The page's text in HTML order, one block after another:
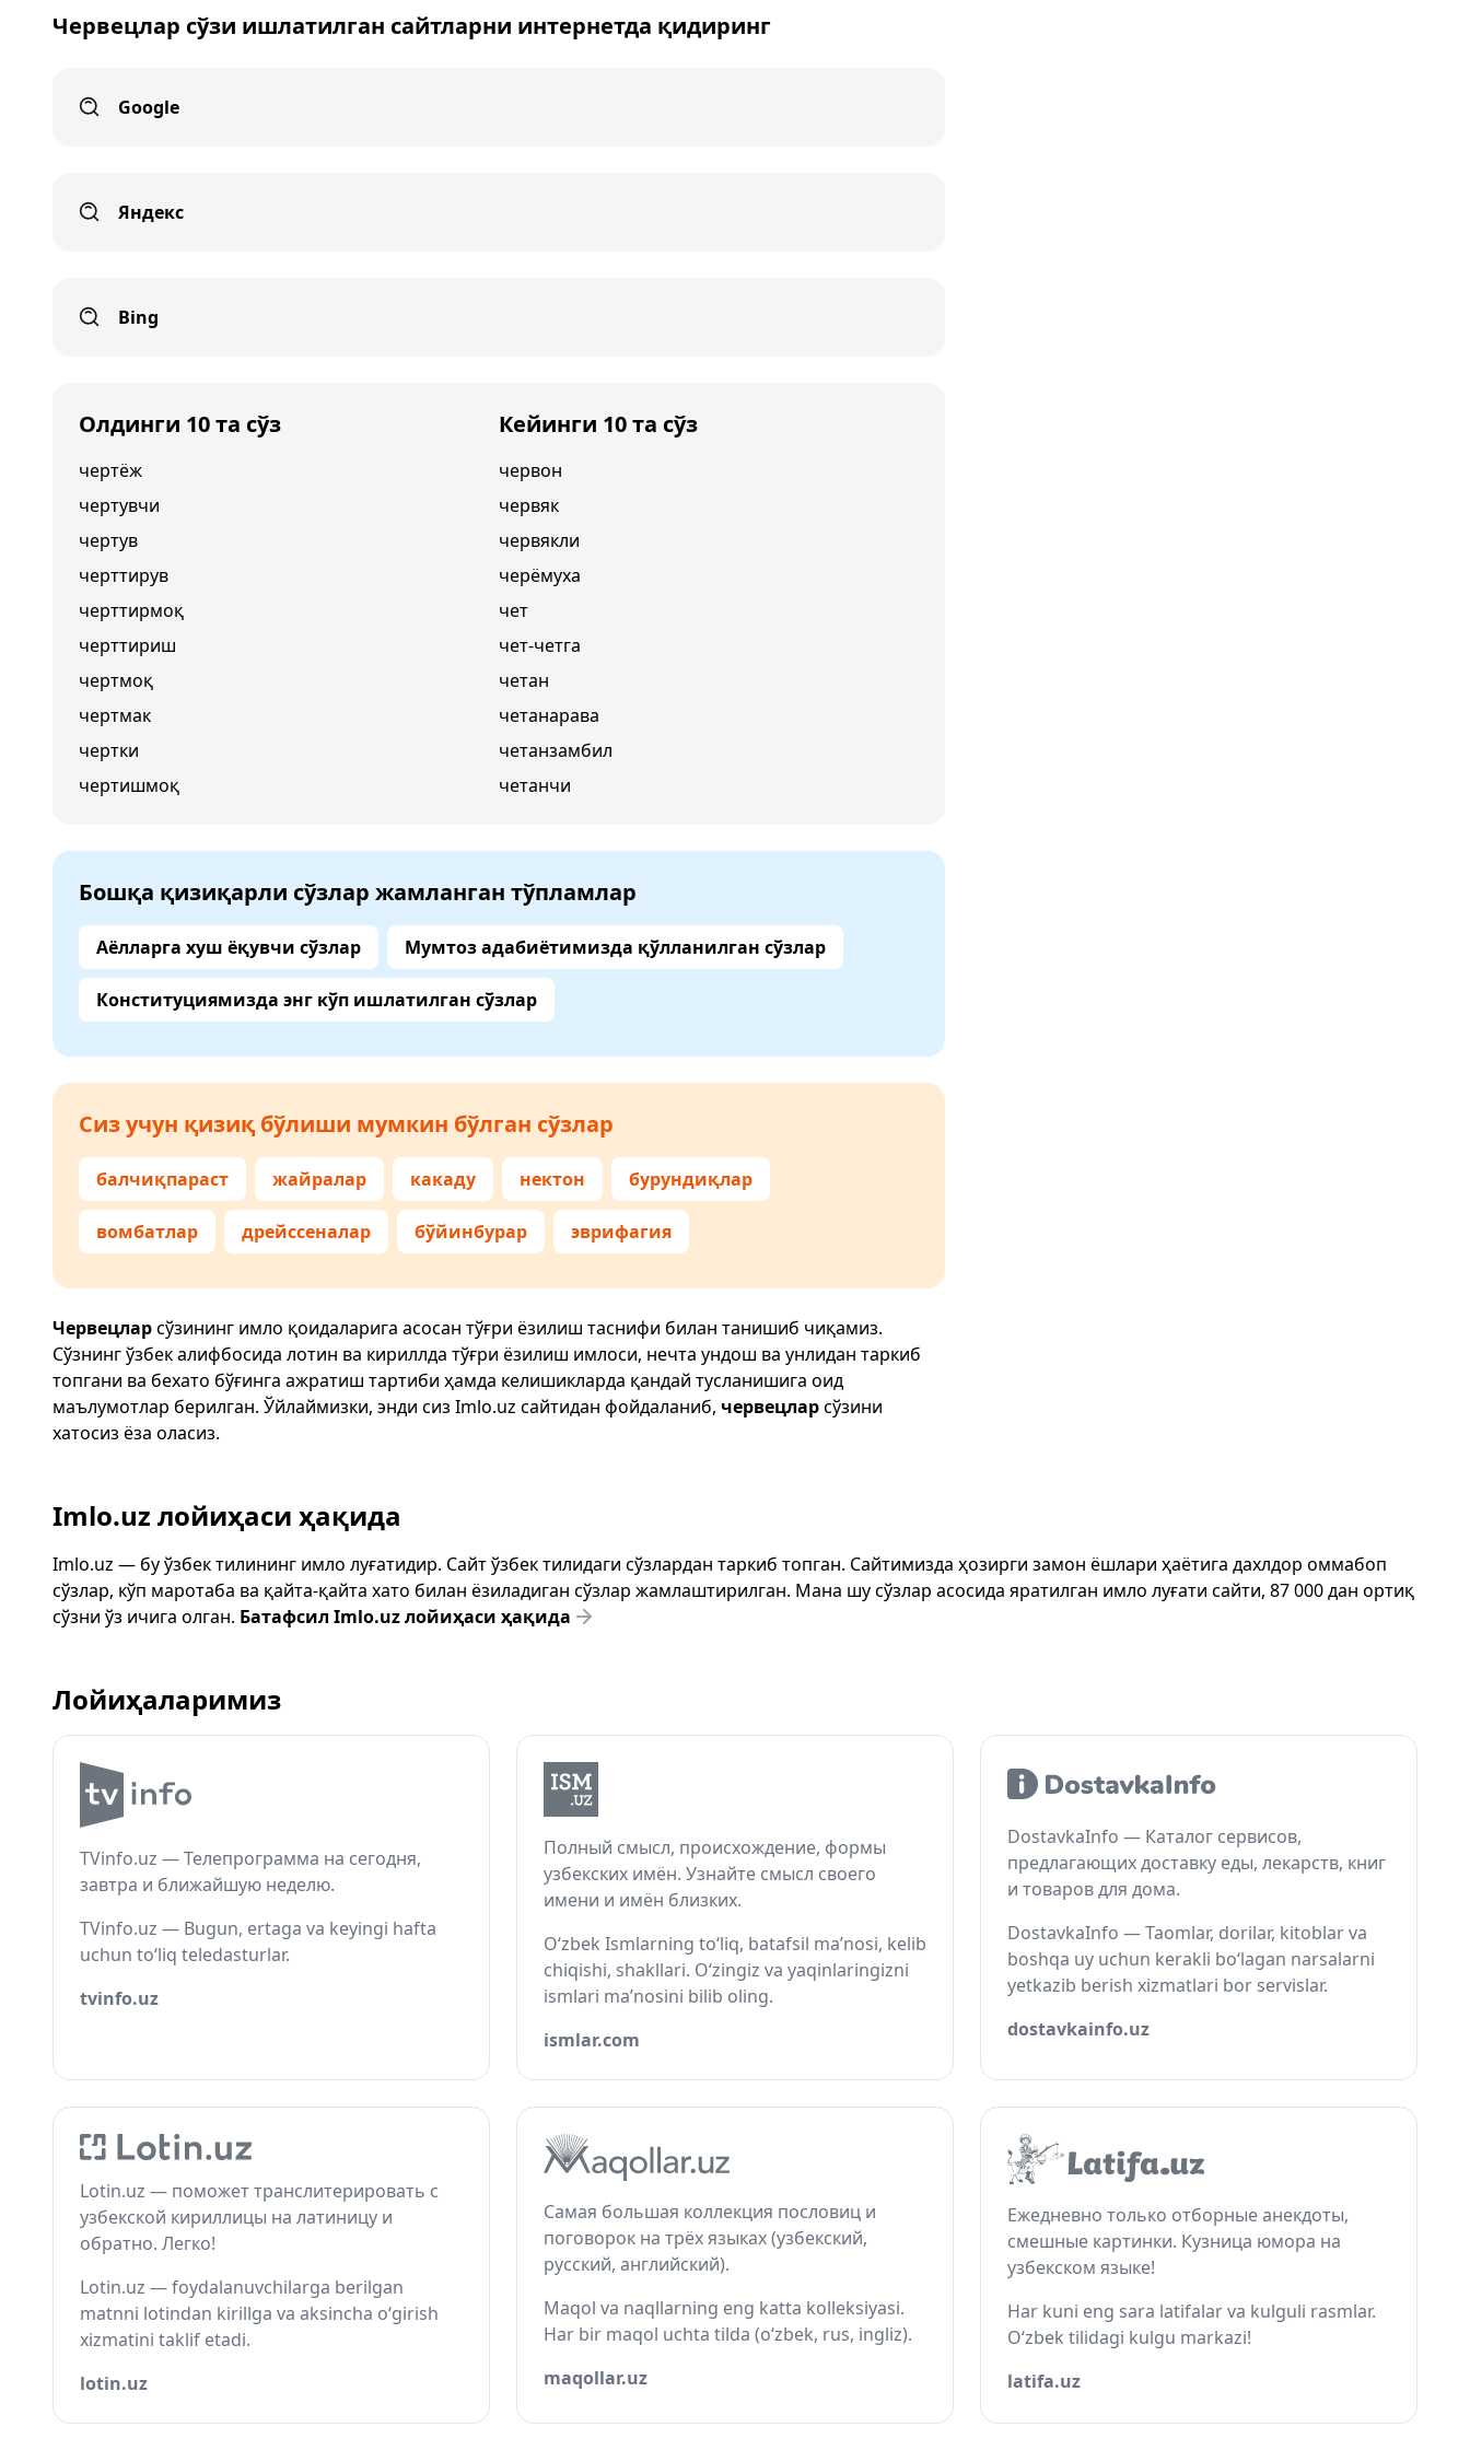
Червецлар сўзи ишлатилган сайтларни интернетда қидиринг
Google
Яндекс
Bing
Олдинги 10 та сўз
чертёж
чертувчи
чертув
черттирув
черттирмоқ
черттириш
чертмоқ
чертмак
чертки
чертишмоқ
Кейинги 10 та сўз
червон
червяк
червякли
черёмуха
чет
чет-четга
четан
четанарава
четанзамбил
четанчи
Бошқа қизиқарли сўзлар жамланган тўпламлар
Аёлларга хуш ёқувчи сўзлар Мумтоз адабиётимизда қўлланилган сўзлар
Конституциямизда энг кўп ишлатилган сўзлар
Сиз учун қизиқ бўлиши мумкин бўлган сўзлар
балчиқпараст жайралар какаду нектон бурундиқлар
вомбатлар дрейссеналар бўйинбурар эврифагия
Червецларсўзининг имло қоидаларига асосан тўғри ёзилиш таснифи билан танишиб чиқамиз.
Сўзнинг ўзбек алифбосида лотин ва кириллда тўғри ёзилиш имлоси, нечта ундош ва унлидан таркиб
топгани ва бехато бўғинга ажратиш тартиби ҳамда келишикларда қандай тусланишига оид
маълумотлар берилган. Ўйлаймизки, энди сиз Imlo.uz сайтидан фойдаланиб, червецларсўзини
хатосиз ёза оласиз.
Imlo.uz лойиҳаси ҳақида
Imlo.uz — бу ўзбек тилининг имло луғатидир. Сайт ўзбек тилидаги сўзлардан таркиб топган. Сайтимизда ҳозирги замон ёшлари ҳаётига дахлдор оммабоп
сўзлар, кўп маротаба ва қайта-қайта хато билан ёзиладиган сўзлар жамлаштирилган. Мана шу сўзлар асосида яратилган имло луғати сайти, 87 000 дан ортиқ
сўзни ўз ичига олган. Батафсил Imlo.uz лойиҳаси ҳақида
Лойиҳаларимиз
TVinfo.uz — Телепрограмма на сегодня,
завтра и ближайшую неделю.
TVinfo.uz — Bugun, ertaga va keyingi hafta
uchun to‘liq teledasturlar.
tvinfo.uz
Полный смысл, происхождение, формы
узбекских имён. Узнайте смысл своего
имени и имён близких.
O‘zbek Ismlarning to‘liq, batafsil ma’nosi, kelib
chiqishi, shakllari. O‘zingiz va yaqinlaringizni
ismlari ma’nosini bilib oling.
ismlar.com
DostavkaInfo — Каталог сервисов,
предлагающих доставку еды, лекарств, книг
и товаров для дома.
DostavkaInfo — Taomlar, dorilar, kitoblar va
boshqa uy uchun kerakli bo‘lagan narsalarni
yetkazib berish xizmatlari bor servislar.
dostavkainfo.uz
Lotin.uz — поможет транслитерировать с
узбекской кириллицы на латиницу и
обратно. Легко!
Lotin.uz — foydalanuvchilarga berilgan
matnni lotindan kirillga va aksincha o‘girish
xizmatini taklif etadi.
lotin.uz
Самая большая коллекция пословиц и
поговорок на трёх языках (узбекский,
русский, английский).
Maqol va naqllarning eng katta kolleksiyasi.
Har bir maqol uchta tilda (o‘zbek, rus, ingliz).
maqollar.uz
Ежедневно только отборные анекдоты,
смешные картинки. Кузница юмора на
узбекском языке!
Har kuni eng sara latifalar va kulguli rasmlar.
O‘zbek tilidagi kulgu markazi!
latifa.uz